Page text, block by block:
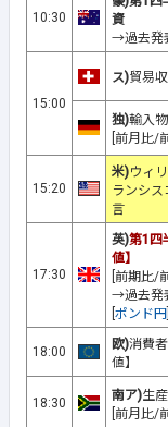
10:30
資
→過去発
15:00
ス)貿易
独)輸入
[前月比/
15:20
米)ウィ
ランシ
言
17:30
英)第1四
値】
[前期比/
→過去発
ポンド円
18:00 欧)消費
値】
18:30 南ア)生
[前月比/